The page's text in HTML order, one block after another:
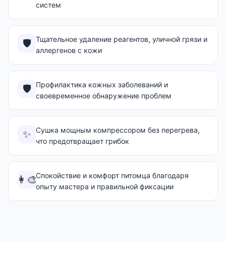
систем
🛡️ Тщательное удаление реагентов, уличной грязи и
аллергенов с кожи
🛡️
Профилактика кожных заболеваний и
своевременное обнаружение проблем
✨ Сушка мощным компрессором без перегрева,
что предотвращает грибок
👩‍🎨Спокойствие и комфорт питомца благодаря
опыту мастера и правильной фиксации